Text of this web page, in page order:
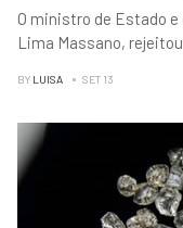
O ministro de Estado
Lima Massano,
BY LUISA SET 13